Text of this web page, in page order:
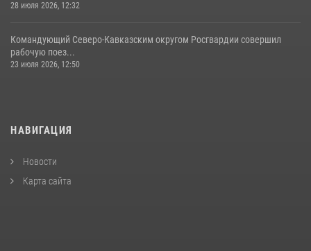
28 июля 2026, 12:32
Командующий Северо-Кавказским округом Росгвардии совершил
рабочую поез...
23 июля 2026, 12:50
НАВИГАЦИЯ
Новости
Карта сайта